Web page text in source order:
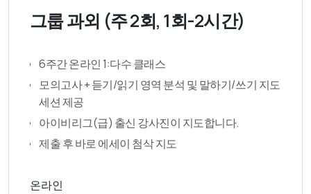
그룹 과외 (주 2회, 1회-2시간)
6주간 온라인 1:다수 클래스
모의고사 + 듣기/읽기 영역 분석 및 말하기/쓰기 지도
세션 제공
아이비리그(급) 출신 강사진이 지도합니다.
제출 후 바로 에세이 첨삭 지도
온라인